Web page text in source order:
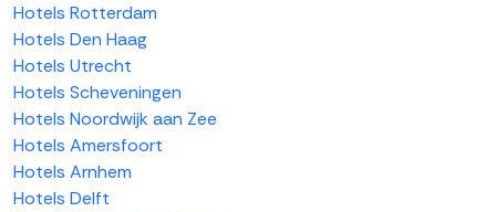
Hotels Rotterdam
Hotels Den Haag
Hotels Utrecht
Hotels Scheveningen
Hotels Noordwijk aan Zee
Hotels Amersfoort
Hotels Arnhem
Hotels Delft